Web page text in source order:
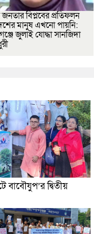
জনতার বিপ্লবের প্রতিফলন
মানুষ এখনো পায়নি:
জুলাই যোদ্ধা সানজিদা
বাবৌযুপ’র দ্বিতীয়